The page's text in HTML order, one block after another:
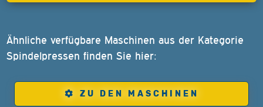
Ähnliche verfügbare Maschinen aus der Kategorie
Spindelpressen finden Sie hier:
ZU DEN MASCHINEN